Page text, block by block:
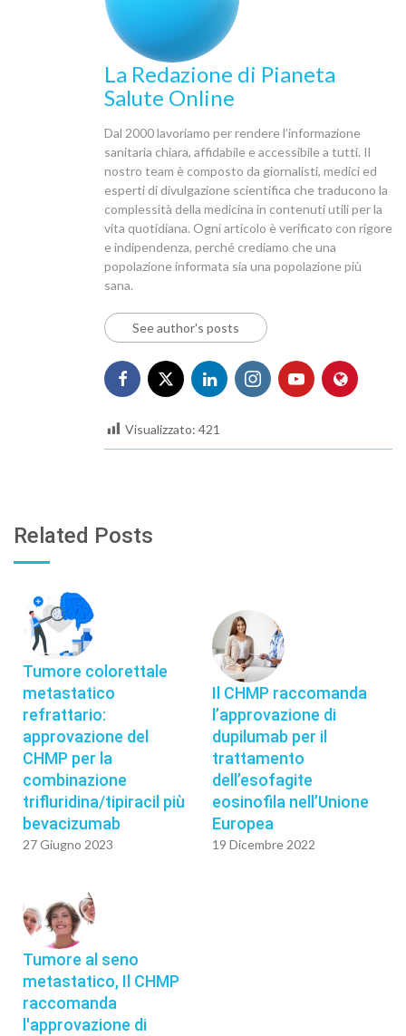
La Redazione di Pianeta
Salute Online
Dal 2000 lavoriamo per rendere l’informazione
sanitaria chiara, affidabile e accessibile a tutti. Il
nostro team è composto da giornalisti, medici ed
esperti di divulgazione scientifica che traducono la
complessità della medicina in contenuti utili per la
vita quotidiana. Ogni articolo è verificato con rigore
e indipendenza, perché crediamo che una
popolazione informata sia una popolazione più
sana.
See author's posts
Visualizzato: 421
Related Posts
Tumore colorettale
metastatico
refrattario:
approvazione del
CHMP per la
combinazione
trifluridina/tipiracil più
bevacizumab
27 Giugno 2023
Il CHMP raccomanda
l’approvazione di
dupilumab per il
trattamento
dell’esofagite
eosinofila nell’Unione
Europea
19 Dicembre 2022
Tumore al seno
metastatico, Il CHMP
raccomanda
l'approvazione di